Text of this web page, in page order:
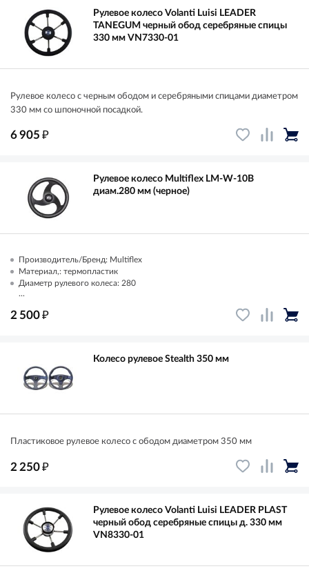
Рулевое колесо Volanti Luisi LEADER
TANEGUM черный обод серебряные спицы
330 мм VN7330-01
Рулевое колесо с черным ободом и серебряными спицами диаметром
330 мм со шпоночной посадкой.
6 905₽
Рулевое колесо Multiflex LM-W-10B
диам.280 мм (черное)
Производитель/Бренд: Multiflex
Материал,: термопластик
Диаметр рулевого колеса: 280
...
2 500₽
Колесо рулевое Stealth 350 мм
Пластиковое рулевое колесо с ободом диаметром 350 мм
2 250₽
Рулевое колесо Volanti Luisi LEADER PLAST
черный обод серебряные спицы д. 330 мм
VN8330-01